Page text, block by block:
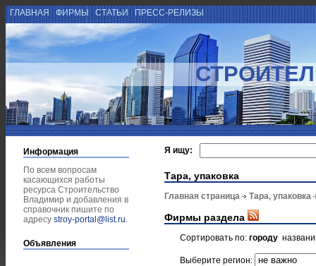
ГЛАВНАЯ ФИРМЫ СТАТЬИ ПРЕСС-РЕЛИЗЫ
Информация
По всем вопросам
касающихся работы
ресурса Строительство
Владимир и добавления в
справочник пишите по
адресу stroy-portal@list.ru.
Объявления
Я ищу:
Тара, упаковка
Главная страница Тара, упаковка
Фирмы раздела
Сортировать по: городу
Выберите регион: